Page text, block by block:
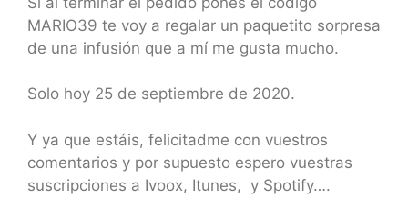
MARIO39 te voy a regalar un paquetito sorpresa
de una infusión que a mí me gusta mucho.
Solo hoy 25 de septiembre de 2020.
Y ya que estáis, felicitadme con vuestros
comentarios y por supuesto espero vuestras
suscripciones a Ivoox, Itunes, y Spotify….